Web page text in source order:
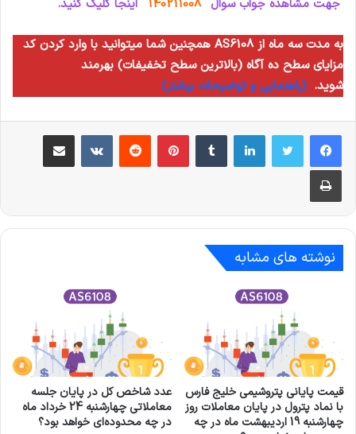
جهت مشاهده جواب سوال 140211008 اینجا کلیک کنید.
همچنین شما میتوانید با وارد کردن کد AS6108 به مدت سه ماه از
مزایای سطح ده آگاه (بالاترین سطح تخفیفات) بهرمند
شوید. (راهنمایی و توضیحات بیشتر)
لینکدین ‫تامبلر ‫پین‌ترست‫رددیت ‫VKontakteاشتراک گذاری از طریق ایمیل
چاپ
نوشته های مشابه
قیمت پایانی پتروشيمی خليج فارس
با نماد پترول در پایان معاملات روز
چهارشنبه 19 اردیبهشت ماه در چه
عدد شاخص کل در پایان جلسه
معاملاتی چهارشنبه 24 خرداد ماه
در چه محدوده‌ای خواهد بود؟